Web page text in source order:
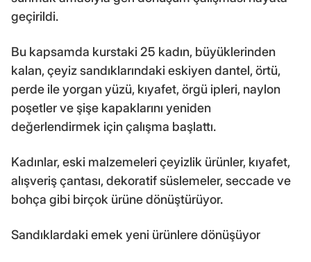
geçirildi.
Bu kapsamda kurstaki 25 kadın, büyüklerinden
kalan, çeyiz sandıklarındaki eskiyen dantel, örtü,
perde ile yorgan yüzü, kıyafet, örgü ipleri, naylon
poşetler ve şişe kapaklarını yeniden
değerlendirmek için çalışma başlattı.
Kadınlar, eski malzemeleri çeyizlik ürünler, kıyafet,
alışveriş çantası, dekoratif süslemeler, seccade ve
bohça gibi birçok ürüne dönüştürüyor.
Sandıklardaki emek yeni ürünlere dönüşüyor